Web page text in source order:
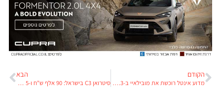
הקודם
מדוע אינטל רוכשת את מובילאיי ב-15.3 מיליארד דולר?
הבא
סיטרואן C3 בישראל: 90 אלף ש"ח ו-5 שנות אחריות